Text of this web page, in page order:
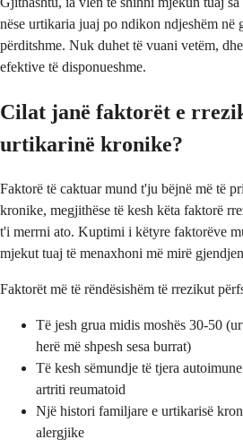
nëse urtikaria juaj po ndikon ndjeshëm në
përditshme. Nuk duhet të vuani vetëm,
efektive të disponueshme.
Cilat janë faktorët e
urtikarinë kronike?
Faktorë të caktuar mund t'ju bëjnë më të
kronike, megjithëse të kesh këta faktorë
t'i merrni ato. Kuptimi i këtyre faktorëve
mjekut tuaj të menaxhoni më mirë
Faktorët më të rëndësishëm të rrezikut
Të jesh grua midis moshës 30-50
herë më shpesh sesa burrat)
Të kesh sëmundje të tjera
artriti reumatoid
Një histori familjare e urtikarisë
alergjike